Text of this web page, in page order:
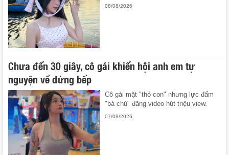
08/08/2026
Chưa đến 30 giây, cô gái khiến hội anh em tự
nguyện về đứng bếp
Cô gái mặt "thỏ con" nhưng lực đấm
"bá chủ" đăng video hút triệu view.
07/08/2026